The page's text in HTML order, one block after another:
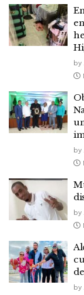
by
by
by
by